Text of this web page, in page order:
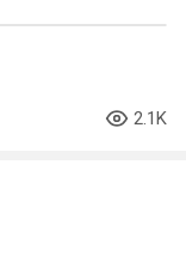
2.1K